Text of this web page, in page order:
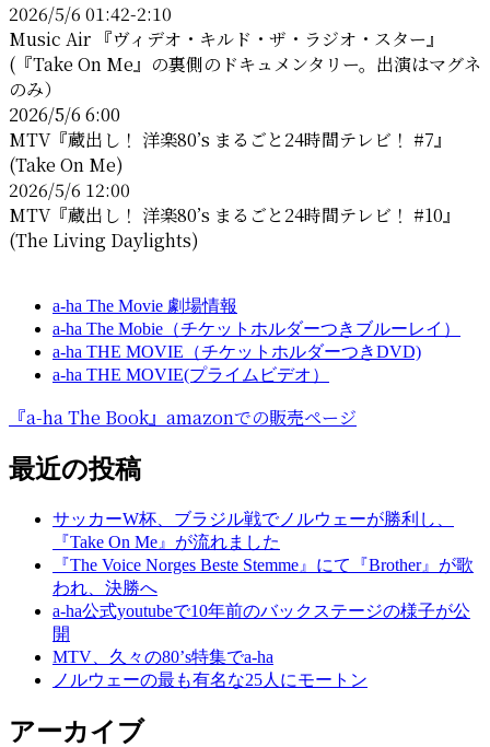
ペ
ー
2026/5/6 01:42-2:10
Music Air 『ヴィデオ・キルド・ザ・ラジオ・スター』
(『Take On Me』の裏側のドキュメンタリー。出演はマグネ
のみ）
2026/5/6 6:00
MTV『蔵出し！ 洋楽80’s まるごと24時間テレビ！ #7』
(Take On Me)
2026/5/6 12:00
MTV『蔵出し！ 洋楽80’s まるごと24時間テレビ！ #10』
(The Living Daylights)
a-ha The Movie 劇場情報
a-ha The Mobie（チケットホルダーつきブルーレイ）
a-ha THE MOVIE（チケットホルダーつきDVD)
a-ha THE MOVIE(プライムビデオ）
『a-ha The Book』amazonでの販売ページ
最近の投稿
サッカーW杯、ブラジル戦でノルウェーが勝利し、
『Take On Me』が流れました
『The Voice Norges Beste Stemme』にて『Brother』が歌
われ、決勝へ
a-ha公式youtubeで10年前のバックステージの様子が公
開
MTV、久々の80’s特集でa-ha
ノルウェーの最も有名な25人にモートン
アーカイブ